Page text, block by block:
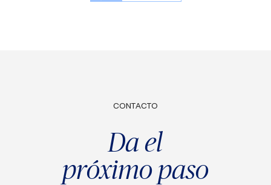
CONTACTO
Da el
próximo paso